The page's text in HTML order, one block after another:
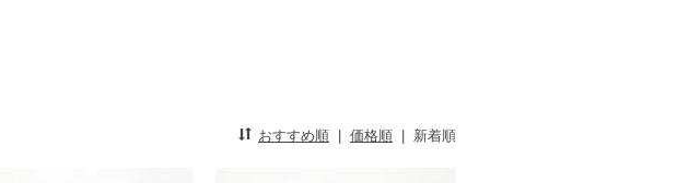
おすすめ順 | 価格順 | 新着順